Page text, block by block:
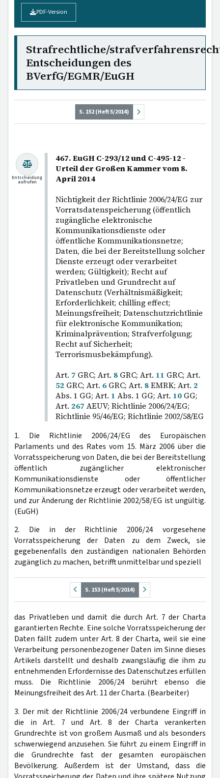
PDF-Version
Strafrechtliche/
Entscheidungen des
BVerfG/EGMR/EuGH
S. 152 (Heft 5/2014)
467. EuGH C-293/12 und C-495-12 -
Urteil der Großen Kammer vom 8.
April 2014
Nichtigkeit der Richtlinie 2006/24/EG zur
Vorratsdatenspeicherung (öffentlich
zugängliche elektronische
Kommunikationsdienste oder
öffentliche Kommunikationsnetze;
Daten, die bei der Bereitstellung solcher
Dienste erzeugt oder verarbeitet
werden; Gültigkeit); Recht auf
Privatleben und Grundrecht auf
Datenschutz (Verhältnismäßigkeit;
Erforderlichkeit; chilling effect;
Meinungsfreiheit; Datenschutzrichtlinie
für elektronische Kommunikation;
Kriminalprävention; Strafverfolgung;
Recht auf Sicherheit;
Terrorismusbekämpfung).
Art. 7 GRC; Art. 8 GRC; Art. 11 GRC; Art.
52 GRC; Art. 6 GRC; Art. 8EMRK; Art. 2
Abs. 1 GG; Art. 1 Abs. 1 GG; Art. 10 GG;
Art. 267 AEUV; Richtlinie 2006/24/EG;
Richtlinie 95/46/EG; Richtlinie 2002/58/EG
Entscheidung
aufrufen
1. Die Richtlinie 2006/24/EG des Europäischen
Parlaments und des Rates vom 15. März 2006 über die
Vorratsspeicherung von Daten, die bei der Bereitstellung
öffentlich zugänglicher elektronischer
Kommunikationsdienste oder öffentlicher
Kommunikationsnetze erzeugt oder verarbeitet werden,
und zur Änderung der Richtlinie 2002/58/EG ist ungültig.
(EuGH)
2. Die in der Richtlinie 2006/24 vorgesehene
Vorratsspeicherung der Daten zu dem Zweck, sie
gegebenenfalls den zuständigen nationalen Behörden
zugänglich zu machen, betrifft unmittelbar und speziell
S. 153 (Heft 5/2014)
das Privatleben und damit die durch Art. 7 der Charta
garantierten Rechte. Eine solche Vorratsspeicherung der
Daten fällt zudem unter Art. 8 der Charta, weil sie eine
Verarbeitung personenbezogener Daten im Sinne dieses
Artikels darstellt und deshalb zwangsläufig die ihm zu
entnehmenden Erfordernisse des Datenschutzes erfüllen
muss. Die Richtlinie 2006/24 berührt ebenso die
Meinungsfreiheit des Art. 11 der Charta. (Bearbeiter)
3. Der mit der Richtlinie 2006/24 verbundene Eingriff in
die in Art. 7 und Art. 8 der Charta verankerten
Grundrechte ist von großem Ausmaß und als besonders
schwerwiegend anzusehen. Sie führt zu einem Eingriff in
die Grundrechte fast der gesamten europäischen
Bevölkerung. Außerdem ist der Umstand, dass die